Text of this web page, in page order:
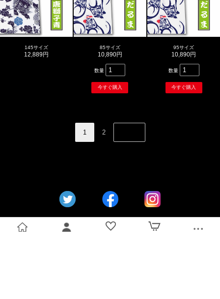
145サイズ
12,889円
85サイズ
10,890円
数量
95サイズ
10,890円
数量
1
2